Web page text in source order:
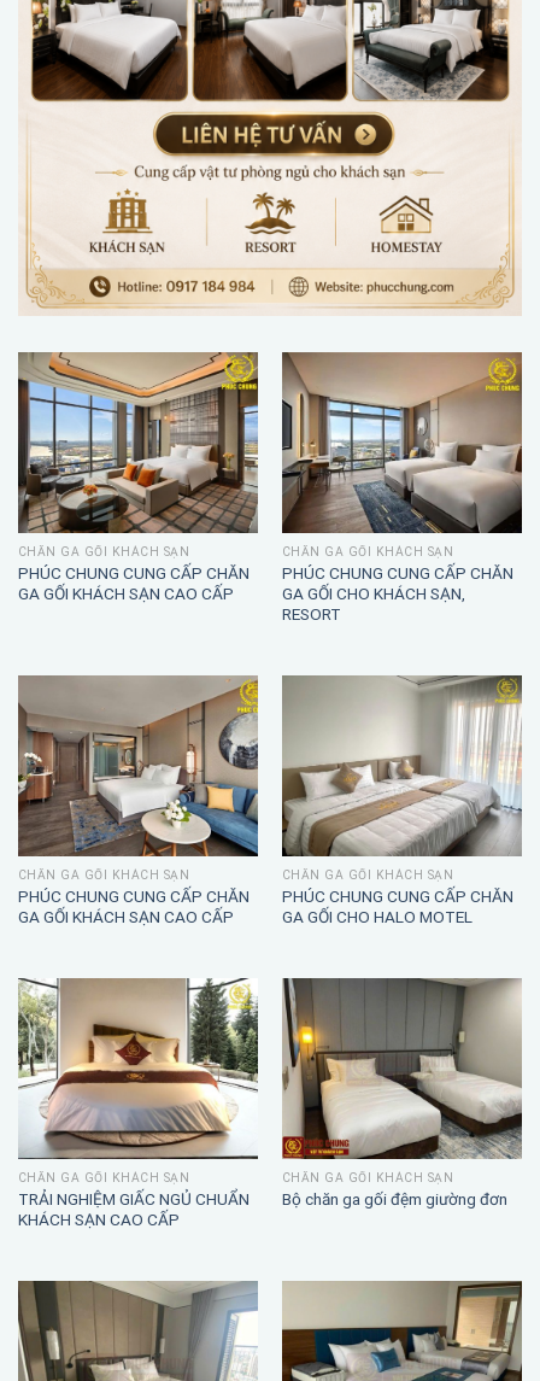
CHĂN GA GỐI KHÁCH SẠN
PHÚC CHUNG CUNG CẤP CHĂN
GA GỐI KHÁCH SẠN CAO CẤP
CHĂN GA GỐI KHÁCH SẠN
PHÚC CHUNG CUNG CẤP CHĂN
GA GỐI CHO KHÁCH SẠN,
RESORT
CHĂN GA GỐI KHÁCH SẠN
PHÚC CHUNG CUNG CẤP CHĂN
GA GỐI KHÁCH SẠN CAO CẤP
CHĂN GA GỐI KHÁCH SẠN
PHÚC CHUNG CUNG CẤP CHĂN
GA GỐI CHO HALO MOTEL
CHĂN GA GỐI KHÁCH SẠN
TRẢI NGHIỆM GIẤC NGỦ CHUẨN
KHÁCH SẠN CAO CẤP
CHĂN GA GỐI KHÁCH SẠN
Bộ chăn ga gối đệm giường đơn